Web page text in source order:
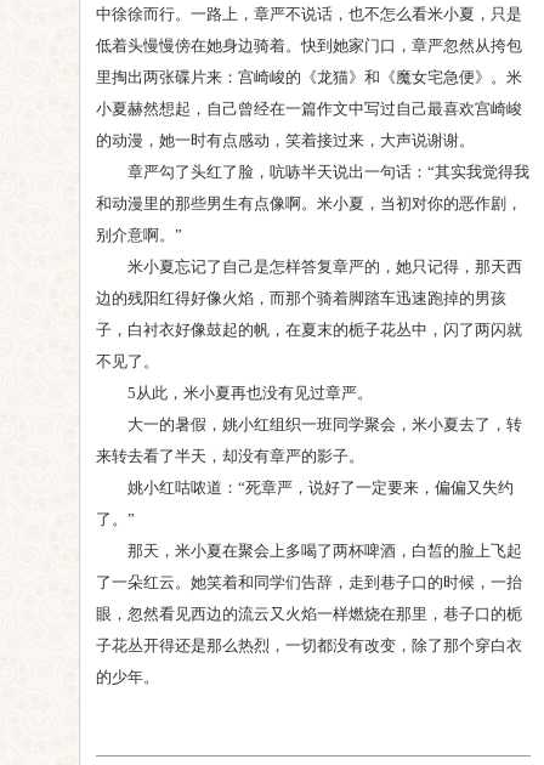
中徐徐而行。一路上，章严不说话，也不怎么看米小夏，只是
低着头慢慢傍在她身边骑着。快到她家门口，章严忽然从挎包
里掏出两张碟片来：宫崎峻的《龙猫》和《魔女宅急便》。米
小夏赫然想起，自己曾经在一篇作文中写过自己最喜欢宫崎峻
的动漫，她一时有点感动，笑着接过来，大声说谢谢。
章严勾了头红了脸，吭哧半天说出一句话：“其实我觉得我
和动漫里的那些男生有点像啊。米小夏，当初对你的恶作剧，
别介意啊。”
米小夏忘记了自己是怎样答复章严的，她只记得，那天西
边的残阳红得好像火焰，而那个骑着脚踏车迅速跑掉的男孩
子，白衬衣好像鼓起的帆，在夏末的栀子花丛中，闪了两闪就
不见了。
5从此，米小夏再也没有见过章严。
大一的暑假，姚小红组织一班同学聚会，米小夏去了，转
来转去看了半天，却没有章严的影子。
姚小红咕哝道：“死章严，说好了一定要来，偏偏又失约
了。”
那天，米小夏在聚会上多喝了两杯啤酒，白皙的脸上飞起
了一朵红云。她笑着和同学们告辞，走到巷子口的时候，一抬
眼，忽然看见西边的流云又火焰一样燃烧在那里，巷子口的栀
子花丛开得还是那么热烈，一切都没有改变，除了那个穿白衣
的少年。